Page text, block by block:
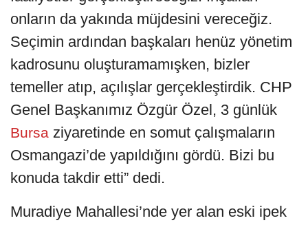
onların da yakında müjdesini vereceğiz.
Seçimin ardından başkaları henüz yönetim
kadrosunu oluşturamamışken, bizler
temeller atıp, açılışlar gerçekleştirdik. CHP
Genel Başkanımız Özgür Özel, 3 günlük
Bursa ziyaretinde en somut çalışmaların
Osmangazi’de yapıldığını gördü. Bizi bu
konuda takdir etti” dedi.
Muradiye Mahallesi’nde yer alan eski ipek